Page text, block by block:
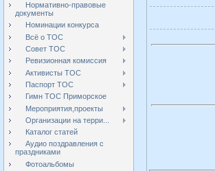
Нормативно-правовые
документы
Номинации конкурса
Всё о ТОС
Совет ТОС
Ревизионная комиссия
Активисты ТОС
Паспорт ТОС
Гимн ТОС Приморское
Мероприятия,проекты
Организации на терри...
Каталог статей
Аудио поздравления с
праздниками
Фотоальбомы